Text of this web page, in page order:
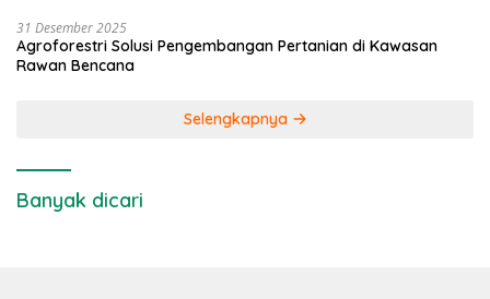
31 Desember 2025
Agroforestri Solusi Pengembangan Pertanian di Kawasan
Rawan Bencana
Selengkapnya
Banyak dicari